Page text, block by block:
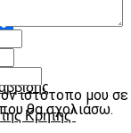
Κρήτης”
ιστότοπο μου σε
θα σχολιάσω.